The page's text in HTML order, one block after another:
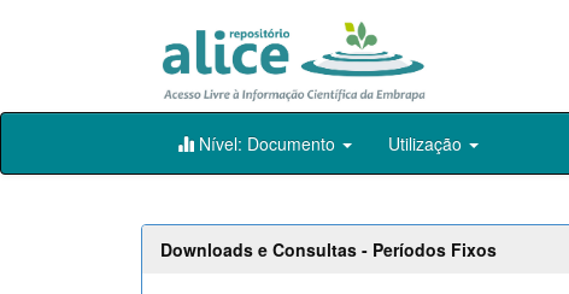
Skip
Nível: Documento Utilização
Downloads e Consultas - Períodos Fixos